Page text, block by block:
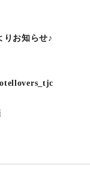
お知らせ♪